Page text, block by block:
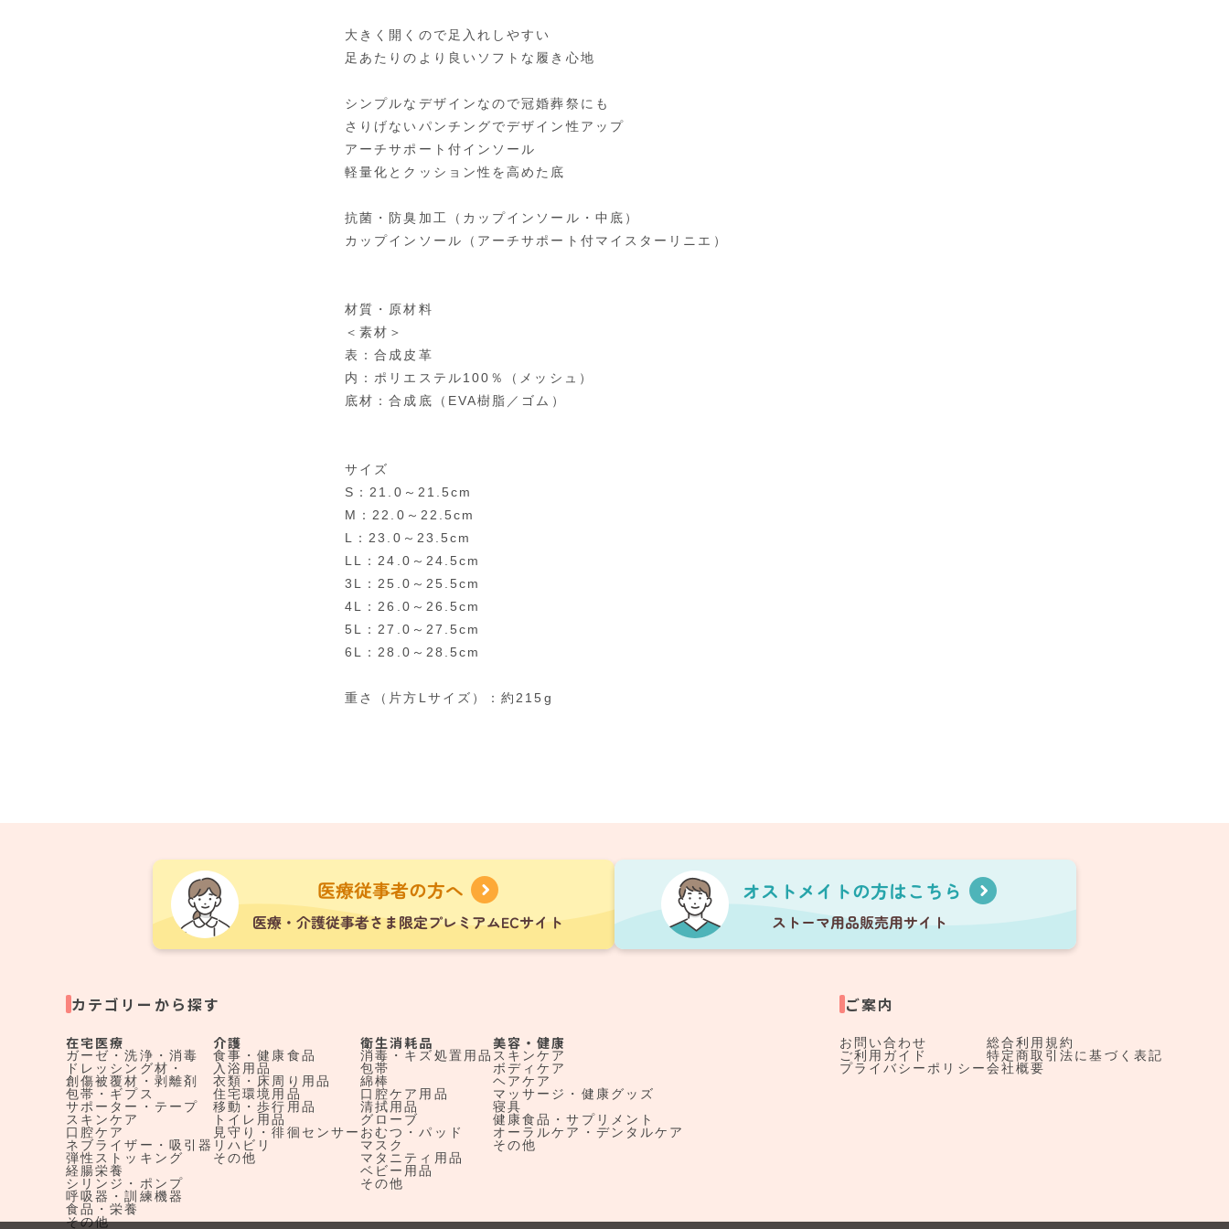
大きく開くので足入れしやすい
足あたりのより良いソフトな履き心地
シンプルなデザインなので冠婚葬祭にも
さりげないパンチングでデザイン性アップ
アーチサポート付インソール
軽量化とクッション性を高めた底
抗菌・防臭加工（カップインソール・中底）
カップインソール（アーチサポート付マイスターリニエ）
材質・原材料
＜素材＞
表：合成皮革
内：ポリエステル100％（メッシュ）
底材：合成底（EVA樹脂／ゴム）
サイズ
S：21.0～21.5cm
M：22.0～22.5cm
L：23.0～23.5cm
LL：24.0～24.5cm
3L：25.0～25.5cm
4L：26.0～26.5cm
5L：27.0～27.5cm
6L：28.0～28.5cm
重さ（片方Lサイズ）：約215g
カテゴリーから探す
在宅医療
ガーゼ・洗浄・消毒
ドレッシング材・
創傷被覆材・剥離剤
包帯・ギプス
サポーター・テープ
スキンケア
口腔ケア
ネブライザー・吸引器
弾性ストッキング
経腸栄養
シリンジ・ポンプ
呼吸器・訓練機器
食品・栄養
その他
介護
食事・健康食品
入浴用品
衣類・床周り用品
住宅環境用品
移動・歩行用品
トイレ用品
見守り・徘徊センサー
リハビリ
その他
衛生消耗品
消毒・キズ処置用品
包帯
綿棒
口腔ケア用品
清拭用品
グローブ
おむつ・パッド
マスク
マタニティ用品
ベビー用品
その他
美容・健康
スキンケア
ボディケア
ヘアケア
マッサージ・健康グッズ
寝具
健康食品・サプリメント
オーラルケア・デンタルケア
その他
ご案内
お問い合わせ
ご利用ガイド
プライバシーポリシー
総合利用規約
特定商取引法に基づく表記
会社概要